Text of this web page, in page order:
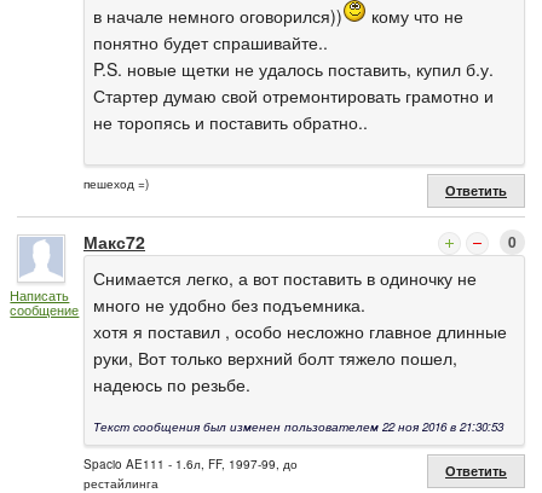
в начале немного оговорился))
кому что не
понятно будет спрашивайте..
P.S. новые щетки не удалось поставить, купил б.у.
Стартер думаю свой отремонтировать грамотно и
не торопясь и поставить обратно..
пешеход =) Ответить
Написать
сообщение
Макс72 0
Снимается легко, а вот поставить в одиночку не
много не удобно без подъемника.
хотя я поставил , особо несложно главное длинные
руки, Вот только верхний болт тяжело пошел,
надеюсь по резьбе.
Текст сообщения был изменен пользователем 22 ноя 2016 в 21:30:53
Spacio AE111 - 1.6л, FF, 1997-99, до
рестайлинга
Ответить